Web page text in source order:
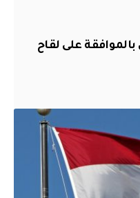
بالموافقة على لقاح